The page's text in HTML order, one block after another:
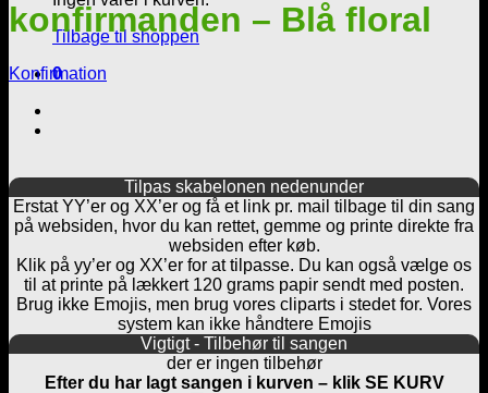
Tilbage til shoppen
0
konfirmanden – Blå floral
Konfirmation
Tilpas skabelonen nedenunder
Erstat YY’er og XX’er og få et link pr. mail tilbage til din sang
på websiden, hvor du kan rettet, gemme og printe direkte fra
websiden efter køb.
Klik på yy’er og XX’er for at tilpasse. Du kan også vælge os
til at printe på lækkert 120 grams papir sendt med posten.
Brug ikke Emojis, men brug vores cliparts i stedet for. Vores
system kan ikke håndtere Emojis
Vigtigt - Tilbehør til sangen
der er ingen tilbehør
Efter du har lagt sangen i kurven – klik SE KURV